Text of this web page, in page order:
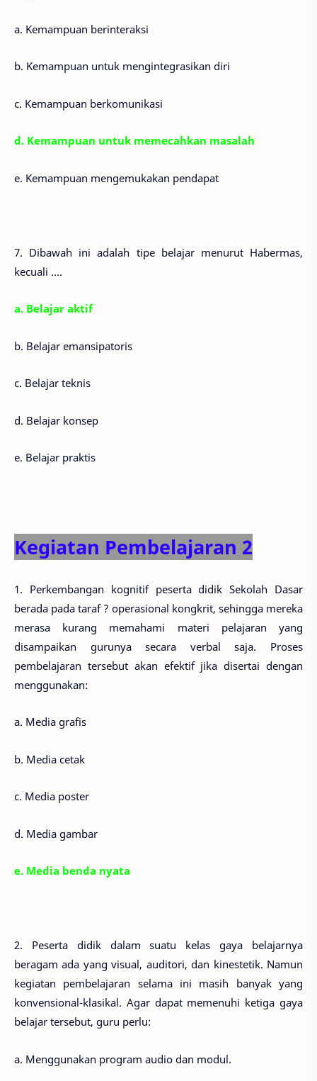
a. Kemampuan berinteraksi
b. Kemampuan untuk mengintegrasikan diri
c. Kemampuan berkomunikasi
d. Kemampuan untuk memecahkan masalah
e. Kemampuan mengemukakan pendapat
7. Dibawah ini adalah tipe belajar menurut Habermas,
kecuali ....
a. Belajar aktif
b. Belajar emansipatoris
c. Belajar teknis
d. Belajar konsep
e. Belajar praktis
Kegiatan Pembelajaran 2
1. Perkembangan kognitif peserta didik Sekolah Dasar
berada pada taraf ? operasional kongkrit, sehingga mereka
merasa kurang memahami materi pelajaran yang
disampaikan gurunya secara verbal saja. Proses
pembelajaran tersebut akan efektif jika disertai dengan
menggunakan:
a. Media grafis
b. Media cetak
c. Media poster
d. Media gambar
e. Media benda nyata
2. Peserta didik dalam suatu kelas gaya belajarnya
beragam ada yang visual, auditori, dan kinestetik. Namun
kegiatan pembelajaran selama ini masih banyak yang
konvensional-klasikal. Agar dapat memenuhi ketiga gaya
belajar tersebut, guru perlu:
a. Menggunakan program audio dan modul.